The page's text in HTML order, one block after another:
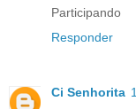
Participando
Responder
Ci Senhorita